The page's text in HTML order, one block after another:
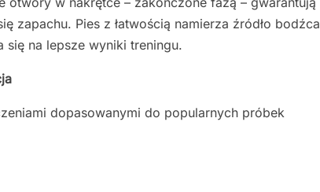
zapachu. Pies z łatwością namierza źródło bodźca
się na lepsze wyniki treningu.
dopasowanymi do popularnych próbek